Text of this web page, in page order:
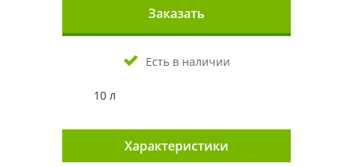
Заказать
Есть в наличии
10 л
Характеристики